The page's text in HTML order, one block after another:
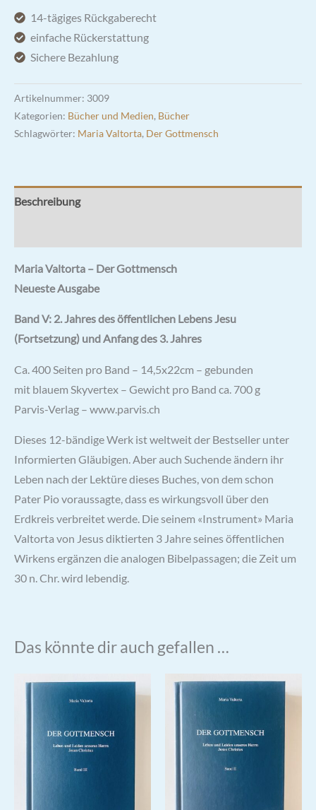
Gottmensch
Band
Menge
14-tägiges Rückgaberecht
einfache Rückerstattung
Sichere Bezahlung
Artikelnummer: 3009
Kategorien: Bücher und Medien, Bücher
Schlagwörter: Maria Valtorta, Der Gottmensch
Beschreibung
Maria Valtorta – Der Gottmensch
Neueste Ausgabe
Band V: 2. Jahres des öffentlichen Lebens Jesu
(Fortsetzung) und Anfang des 3. Jahres
Ca. 400 Seiten pro Band – 14,5x22cm – gebunden
mit blauem Skyvertex – Gewicht pro Band ca. 700 g
Parvis-Verlag – www.parvis.ch
Dieses 12-bändige Werk ist weltweit der Bestseller unter
Informierten Gläubigen. Aber auch Suchende ändern ihr
Leben nach der Lektüre dieses Buches, von dem schon
Pater Pio voraussagte, dass es wirkungsvoll über den
Erdkreis verbreitet werde. Die seinem «Instrument» Maria
Valtorta von Jesus diktierten 3 Jahre seines öffentlichen
Wirkens ergänzen die analogen Bibelpassagen; die Zeit um
30 n. Chr. wird lebendig.
Das könnte dir auch gefallen …